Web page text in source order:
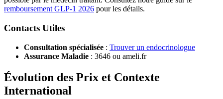
remboursement GLP-1 2026 pour les détails.
Contacts Utiles
Consultation spécialisée : Trouver un endocrinologue
Assurance Maladie : 3646 ou ameli.fr
Évolution des Prix et Contexte
International